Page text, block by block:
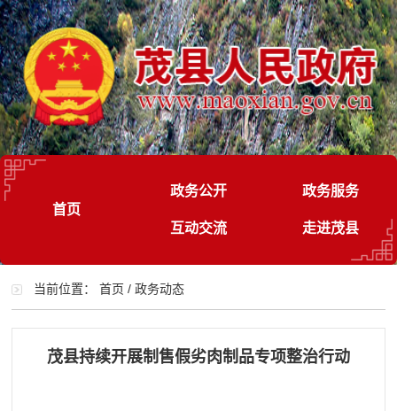
首页
政务公开 政务服务
互动交流 走进茂县
当前位置：首页 /政务动态
茂县持续开展制售假劣肉制品专项整治行动